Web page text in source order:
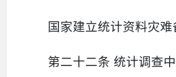
国家建立统计资料灾难
第二十二条 统计调查